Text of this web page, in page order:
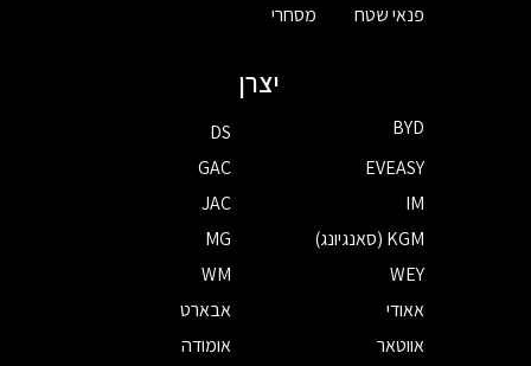
פנאי שטח
מסחרי
יצרן
BYD
DS
EVEASY
GAC
IM
JAC
KGM (סאנגיונג)
MG
WEY
WM
אאודי
אבארט
אווטאר
אומודה